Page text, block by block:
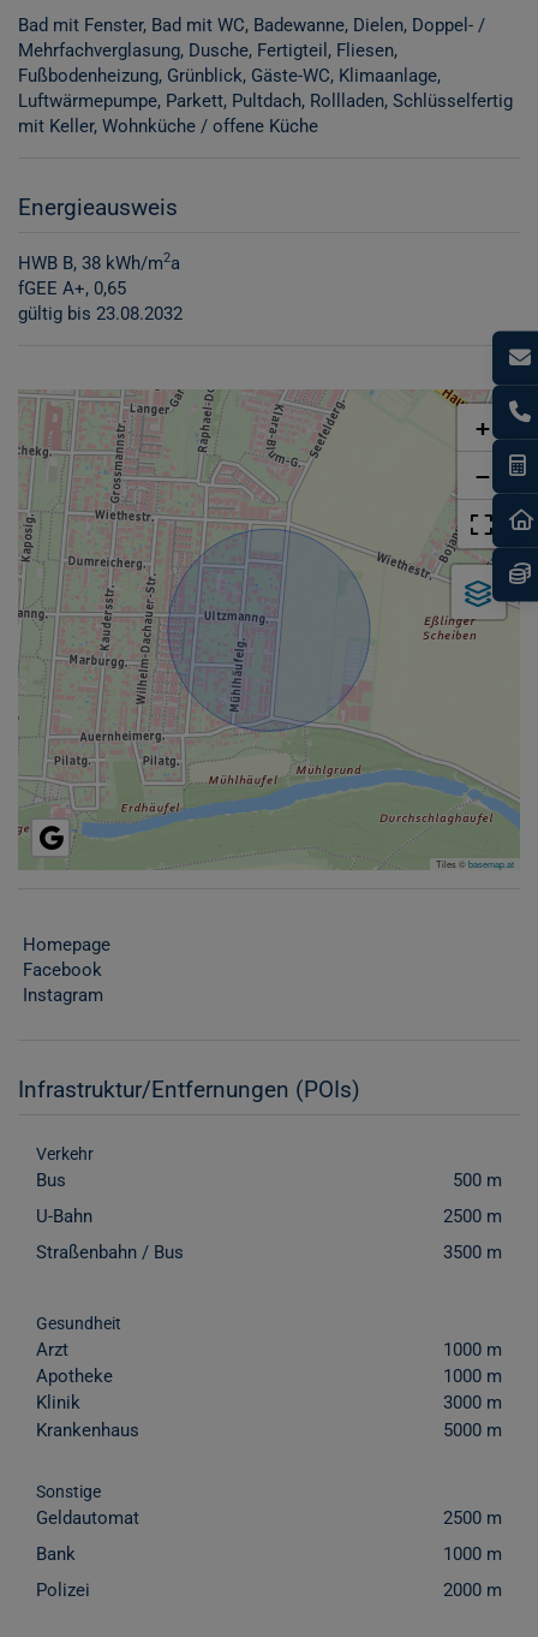
Bad mit Fenster Bad mit WC Badewanne Dielen Doppel- /
Mehrfachverglasung Dusche Fertigteil
Fliesen
Fußbodenheizung Grünblick Gäste-WC Klimaanlage
Luftwärmepumpe Parkett Pultdach Rollladen Schlüsselfertig
mit Keller Wohnküche / offene Küche
Energieausweis
HWB B, 38 kWh/m2a
fGEE A+, 0,65
gültig bis 23.08.2032
+
−
Tiles ©basemap.at
Homepage
Facebook
Instagram
Infrastruktur/Entfernungen (POIs)
Verkehr
Bus
500 m
U-Bahn
2500 m
Straßenbahn / Bus
3500 m
Gesundheit
Arzt
1000 m
Apotheke
1000 m
Klinik
3000 m
Krankenhaus
5000 m
Sonstige
Geldautomat
2500 m
Bank
1000 m
Polizei
2000 m